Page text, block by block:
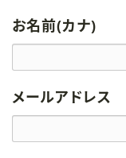
お名前(カナ)
メールアドレス